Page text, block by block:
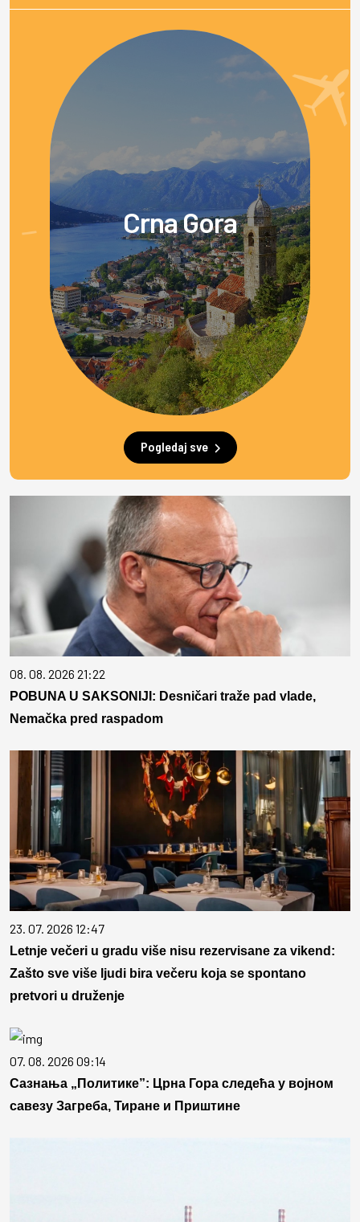
Crna Gora
Pogledaj sve
08. 08. 2026 21:22
POBUNA U SAKSONIJI: Desničari traže pad vlade,
Nemačka pred raspadom
23. 07. 2026 12:47
Letnje večeri u gradu više nisu rezervisane za vikend:
Zašto sve više ljudi bira večeru koja se spontano
pretvori u druženje
07. 08. 2026 09:14
Сазнања „Политике”: Црна Гора следећа у војном
савезу Загреба, Тиране и Приштине